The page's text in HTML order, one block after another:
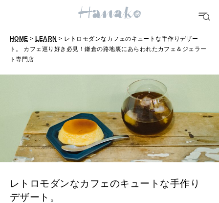
FORTUNE
明日のわたし
[12星座別] Weekly Holoscope
[12星座別] Monthly Love Holoscope
女神まり愛のタロットメッセージ
算命学がわかる今月のあなた
HEALTH
自分にやさしく
LEARN
知る、考える
HOME > LEARN > レトロモダンなカフェのキュートな手作りデザー
ト。 カフェ巡り好き必見！鎌倉の路地裏にあらわれたカフェ＆ジェラー
ト専門店
レトロモダンなカフェのキュートな手作り
デザート。